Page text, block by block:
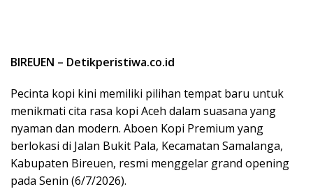
BIREUEN – Detikperistiwa.co.id
Pecinta kopi kini memiliki pilihan tempat baru untuk
menikmati cita rasa kopi Aceh dalam suasana yang
nyaman dan modern. Aboen Kopi Premium yang
berlokasi di Jalan Bukit Pala, Kecamatan Samalanga,
Kabupaten Bireuen, resmi menggelar grand opening
pada Senin (6/7/2026).